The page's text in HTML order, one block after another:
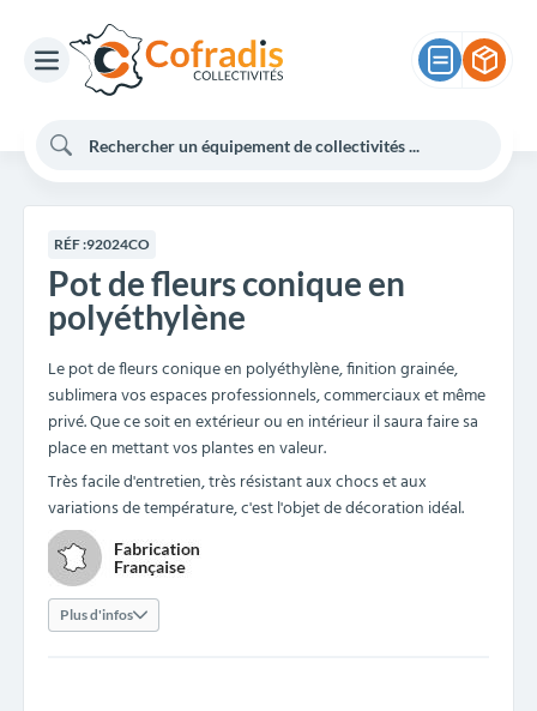
RÉF :92024CO
Pot de fleurs conique en
polyéthylène
Le pot de fleurs conique en polyéthylène, finition grainée,
sublimera vos espaces professionnels, commerciaux et même
privé. Que ce soit en extérieur ou en intérieur il saura faire sa
place en mettant vos plantes en valeur.
Très facile d'entretien, très résistant aux chocs et aux
variations de température, c'est l'objet de décoration idéal.
Plus d'infos